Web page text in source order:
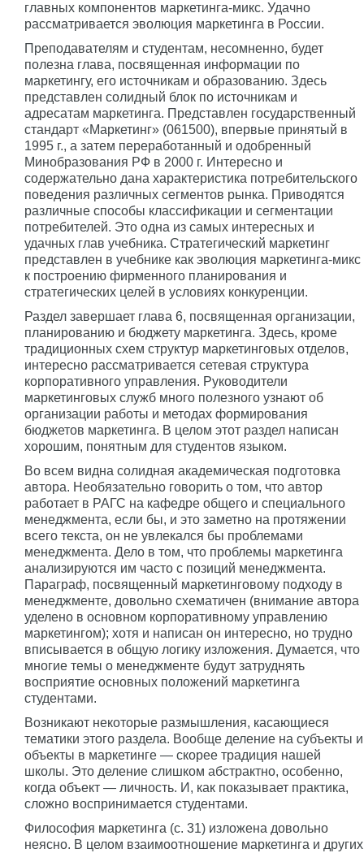
главных компонентов маркетинга-микс. Удачно
рассматривается эволюция маркетинга в России.
Преподавателям и студентам, несомненно, будет
полезна глава, посвященная информации по
маркетингу, его источникам и образованию. Здесь
представлен солидный блок по источникам и
адресатам маркетинга. Представлен государственный
стандарт «Маркетинг» (061500), впервые принятый в
1995 г., а затем переработанный и одобренный
Минобразования РФ в 2000 г. Интересно и
содержательно дана характеристика потребительского
поведения различных сегментов рынка. Приводятся
различные способы классификации и сегментации
потребителей. Это одна из самых интересных и
удачных глав учебника. Стратегический маркетинг
представлен в учебнике как эволюция маркетинга-микс
к построению фирменного планирования и
стратегических целей в условиях конкуренции.
Раздел завершает глава 6, посвященная организации,
планированию и бюджету маркетинга. Здесь, кроме
традиционных схем структур маркетинговых отделов,
интересно рассматривается сетевая структура
корпоративного управления. Руководители
маркетинговых служб много полезного узнают об
организации работы и методах формирования
бюджетов маркетинга. В целом этот раздел написан
хорошим, понятным для студентов языком.
Во всем видна солидная академическая подготовка
автора. Необязательно говорить о том, что автор
работает в РАГС на кафедре общего и специального
менеджмента, если бы, и это заметно на протяжении
всего текста, он не увлекался бы проблемами
менеджмента. Дело в том, что проблемы маркетинга
анализируются им часто с позиций менеджмента.
Параграф, посвященный маркетинговому подходу в
менеджменте, довольно схематичен (внимание автора
уделено в основном корпоративному управлению
маркетингом); хотя и написан он интересно, но трудно
вписывается в общую логику изложения. Думается, что
многие темы о менеджменте будут затруднять
восприятие основных положений маркетинга
студентами.
Возникают некоторые размышления, касающиеся
тематики этого раздела. Вообще деление на субъекты и
объекты в маркетинге — скорее традиция нашей
школы. Это деление слишком абстрактно, особенно,
когда объект — личность. И, как показывает практика,
сложно воспринимается студентами.
Философия маркетинга (с. 31) изложена довольно
неясно. В целом взаимоотношение маркетинга и других